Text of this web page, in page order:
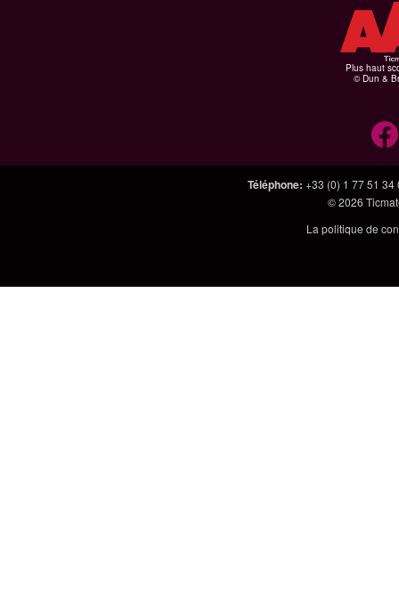
Plus haut
© Dun &
Téléphone: +33 (0) 1 77 51 34
© 2026
La politique de